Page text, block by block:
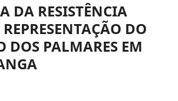
DA RESISTÊNCIA
DO
DOS PALMARES EM